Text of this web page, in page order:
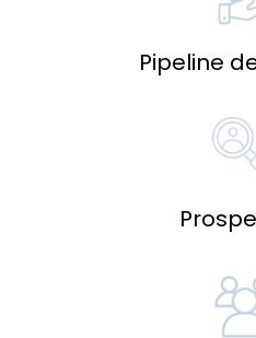
Pipeline